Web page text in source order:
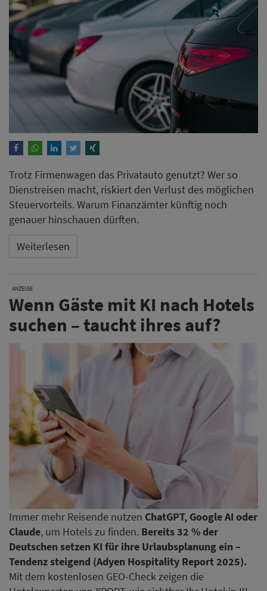
Trotz Firmenwagen das Privatauto genutzt? Wer so
Dienstreisen macht, riskiert den Verlust des möglichen
Steuervorteils. Warum Finanzämter künftig noch
genauer hinschauen dürften.
Weiterlesen
ANZEIGE
Wenn Gäste mit KI nach Hotels
suchen – taucht ihres auf?
Immer mehr Reisende nutzen ChatGPT, Google AI oder
Claude, um Hotels zu finden. Bereits 32 % der
Deutschen setzen KI für ihre Urlaubsplanung ein –
Tendenz steigend (Adyen Hospitality Report 2025).
Mit dem kostenlosen GEO-Check zeigen die